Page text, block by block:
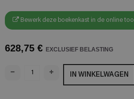
Bewerk deze boekenkast in de online tool
628,75 € EXCLUSIEF BELASTING
IN WINKELWAGEN